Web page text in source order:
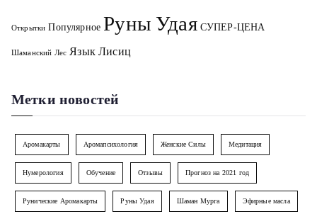
Открытки Популярное Руны Удая СУПЕР-ЦЕНА
Шаманский Лес Язык Лисиц
Метки новостей
Аромакарты Аромапсихология Женские Силы Медитация
Нумерология Обучение Отзывы Прогноз на 2021 год
Рунические Аромакарты Руны Удая Шаман Мурга Эфирные масла